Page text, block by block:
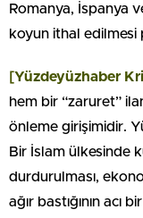
Romanya, İspanya
koyun ithal edilmesi
[Yüzdeyüzhaber
hem bir “zaruret”
önleme girişimidir.
Bir İslam ülkesinde
durdurulması,
ağır bastığının acı